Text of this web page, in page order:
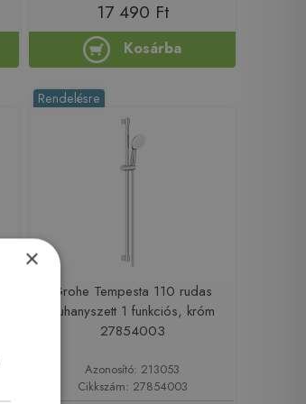
17 490 Ft
Kosárba
Rendelésre
Grohe Tempesta 110 rudas
zuhanyszett 1 funkciós, króm
27854003
Azonosító: 213053
Cikkszám: 27854003
×